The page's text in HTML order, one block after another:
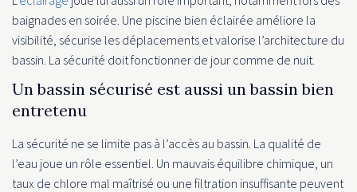
baignades en soirée. Une piscine bien éclairée améliore la
visibilité, sécurise les déplacements et valorise l’architecture du
bassin. La sécurité doit fonctionner de jour comme de nuit.
Un bassin sécurisé est aussi un bassin bien
entretenu
La sécurité ne se limite pas à l’accès au bassin. La qualité de
l’eau joue un rôle essentiel. Un mauvais équilibre chimique, un
taux de chlore mal maîtrisé ou une filtration insuffisante peuvent